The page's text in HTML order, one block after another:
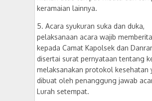
keramaian lainnya.
5. Acara syukuran suka dan duka,
pelaksanaan acara wajib
kepada Camat Kapolsek dan
disertai surat pernyataan tentang
melaksanakan protokol kesehatan
dibuat oleh penanggung jawab
Lurah setempat.